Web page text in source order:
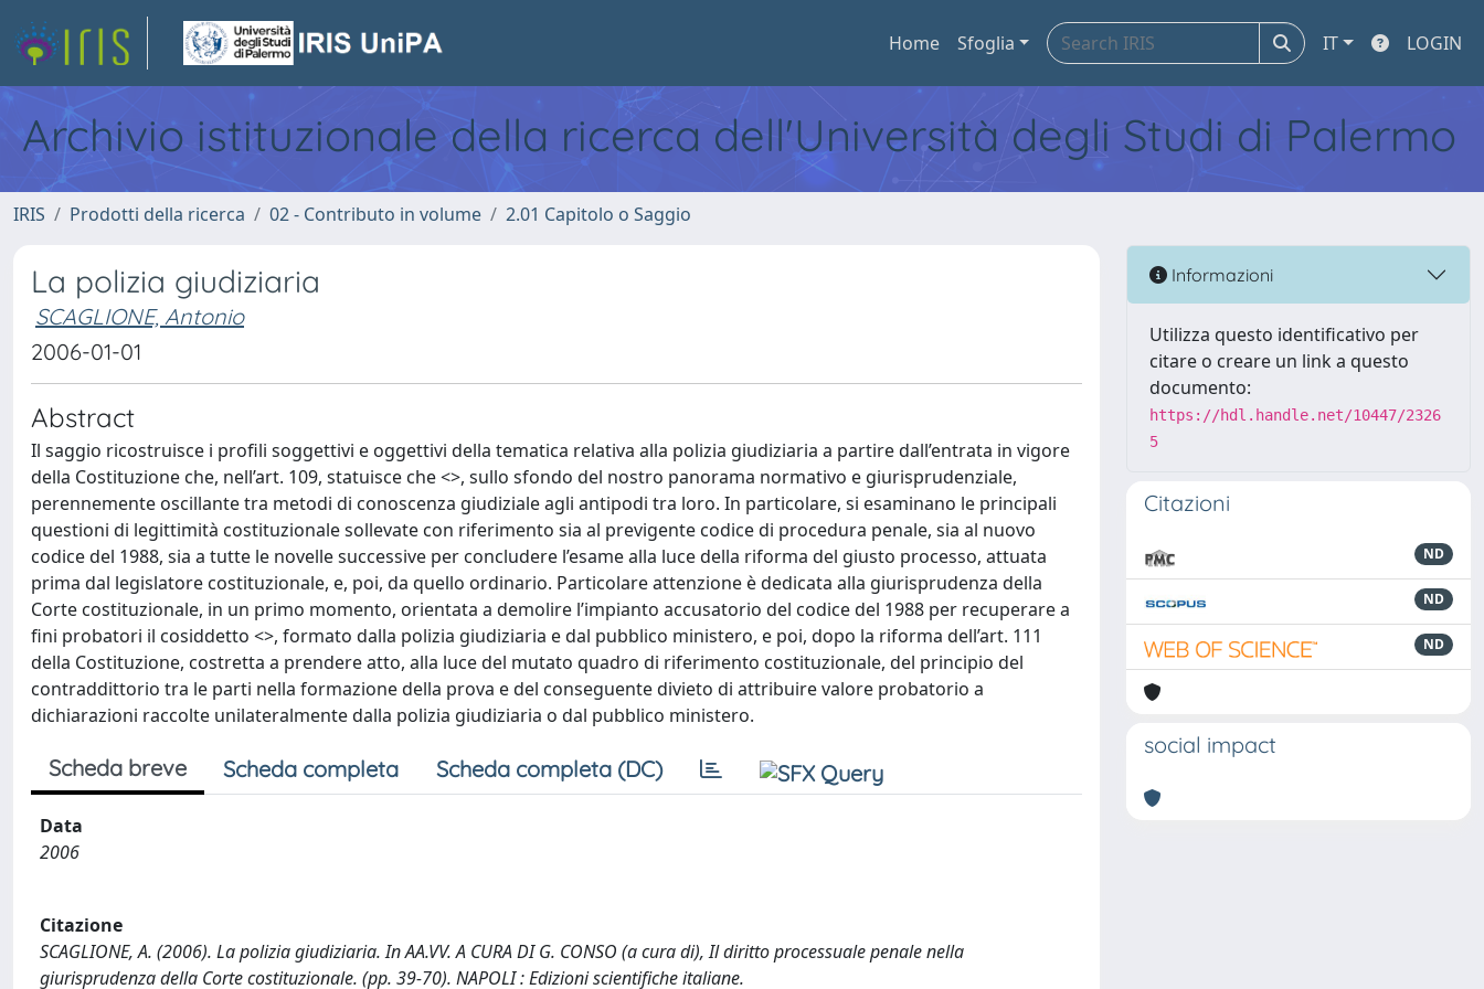
Home Sfoglia IT LOGIN
Archivio istituzionale della ricerca dell'Università degli Studi di Palermo
IRIS Prodotti della ricerca 02 - Contributo in volume 2.01 Capitolo o Saggio
La polizia giudiziaria
SCAGLIONE, Antonio
2006-01-01
Abstract
Il saggio ricostruisce i profili soggettivi e oggettivi della tematica relativa alla polizia giudiziaria a partire dall’entrata in vigore
della Costituzione che, nell’art. 109, statuisce che <>, sullo sfondo del nostro panorama normativo e giurisprudenziale,
perennemente oscillante tra metodi di conoscenza giudiziale agli antipodi tra loro. In particolare, si esaminano le principali
questioni di legittimità costituzionale sollevate con riferimento sia al previgente codice di procedura penale, sia al nuovo
codice del 1988, sia a tutte le novelle successive per concludere l’esame alla luce della riforma del giusto processo, attuata
prima dal legislatore costituzionale, e, poi, da quello ordinario. Particolare attenzione è dedicata alla giurisprudenza della
Corte costituzionale, in un primo momento, orientata a demolire l’impianto accusatorio del codice del 1988 per recuperare a
fini probatori il cosiddetto <>, formato dalla polizia giudiziaria e dal pubblico ministero, e poi, dopo la riforma dell’art. 111
della Costituzione, costretta a prendere atto, alla luce del mutato quadro di riferimento costituzionale, del principio del
contraddittorio tra le parti nella formazione della prova e del conseguente divieto di attribuire valore probatorio a
dichiarazioni raccolte unilateralmente dalla polizia giudiziaria o dal pubblico ministero.
Scheda breve Scheda completa Scheda completa (DC)
Data
2006
Citazione
SCAGLIONE, A. (2006). La polizia giudiziaria. In AA.VV. A CURA DI G. CONSO (a cura di), Il diritto processuale penale nella
giurisprudenza della Corte costituzionale. (pp. 39-70). NAPOLI : Edizioni scientifiche italiane.
Informazioni
Utilizza questo identificativo per
citare o creare un link a questo
documento:
https://hdl.handle.net/10447/2326
5
Citazioni
ND
ND
ND
social impact